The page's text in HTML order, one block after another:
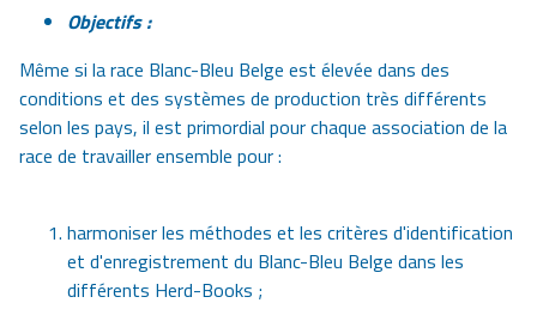
Objectifs :
Même si la race Blanc-Bleu Belge est élevée dans des
conditions et des systèmes de production très différents
selon les pays, il est primordial pour chaque association de la
race de travailler ensemble pour :
harmoniser les méthodes et les critères d'identification
et d'enregistrement du Blanc-Bleu Belge dans les
différents Herd-Books ;